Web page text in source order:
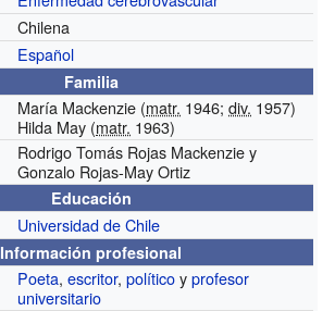
Chilena
Español
Familia
María Mackenzie (matr. 1946;div. 1957)
Hilda May (matr. 1963)
Rodrigo Tomás Rojas Mackenzie y
Gonzalo Rojas-May Ortiz
Educación
Universidad de Chile
Información profesional
Poeta,escritor,políticoyprofesor
universitario